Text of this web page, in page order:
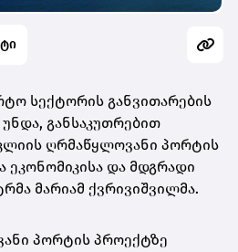
სექტორის განვითარების
განსაკუთრებით
ღრმაწყლოვანი პორტის
ეკონომიკისა და მდგრადი
მარიამ ქვრივიშვილმა.
პორტის პროექტზე